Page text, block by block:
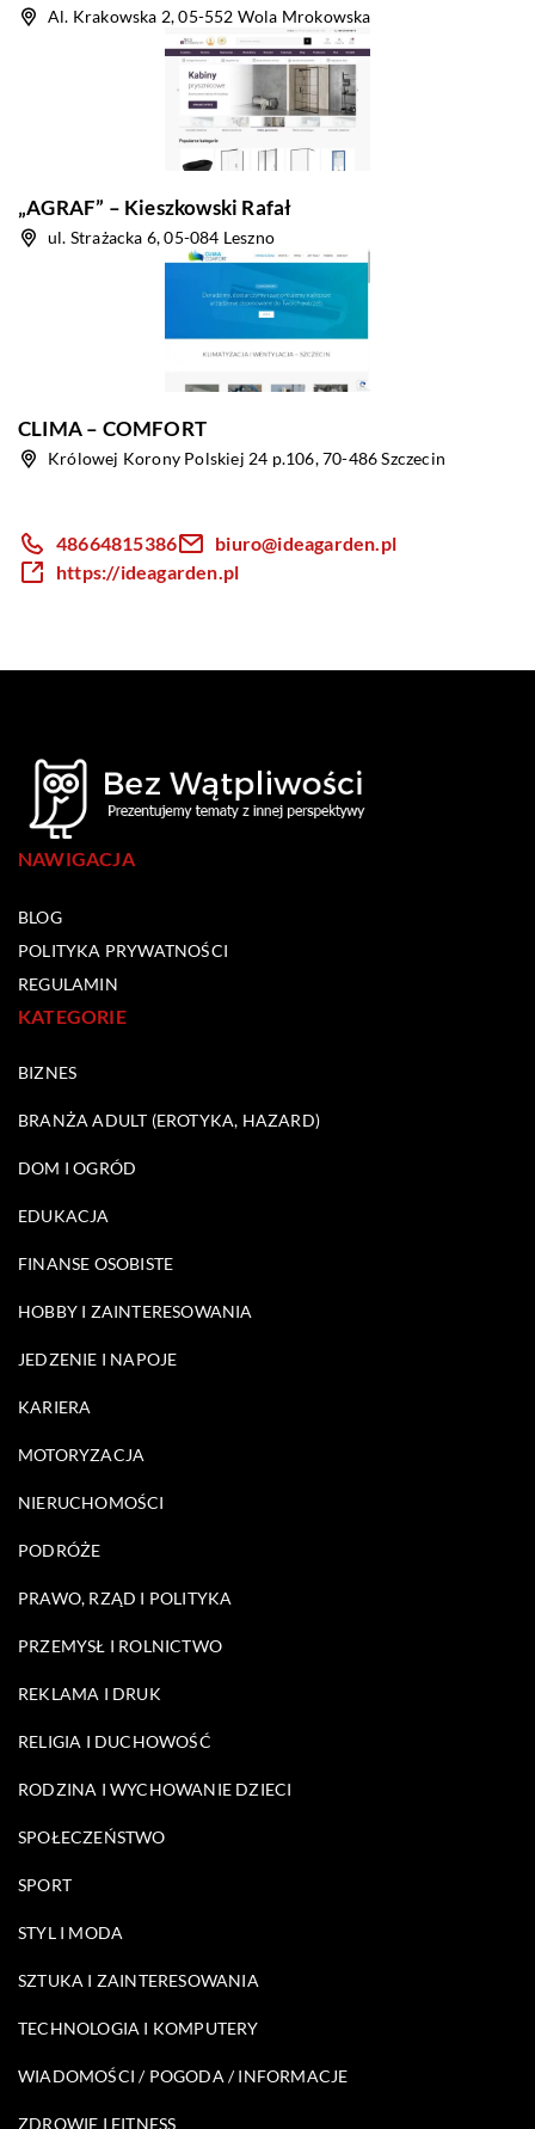
Al. Krakowska 2, 05-552 Wola Mrokowska
„AGRAF” – Kieszkowski Rafał
ul. Strażacka 6, 05-084 Leszno
CLIMA – COMFORT
Królowej Korony Polskiej 24 p.106, 70-486 Szczecin
48664815386
biuro@ideagarden.pl
https://ideagarden.pl
NAWIGACJA
BLOG
POLITYKA PRYWATNOŚCI
REGULAMIN
KATEGORIE
BIZNES
BRANŻA ADULT (EROTYKA, HAZARD)
DOM I OGRÓD
EDUKACJA
FINANSE OSOBISTE
HOBBY I ZAINTERESOWANIA
JEDZENIE I NAPOJE
KARIERA
MOTORYZACJA
NIERUCHOMOŚCI
PODRÓŻE
PRAWO, RZĄD I POLITYKA
PRZEMYSŁ I ROLNICTWO
REKLAMA I DRUK
RELIGIA I DUCHOWOŚĆ
RODZINA I WYCHOWANIE DZIECI
SPOŁECZEŃSTWO
SPORT
STYL I MODA
SZTUKA I ZAINTERESOWANIA
TECHNOLOGIA I KOMPUTERY
WIADOMOŚCI / POGODA / INFORMACJE
ZDROWIE I FITNESS